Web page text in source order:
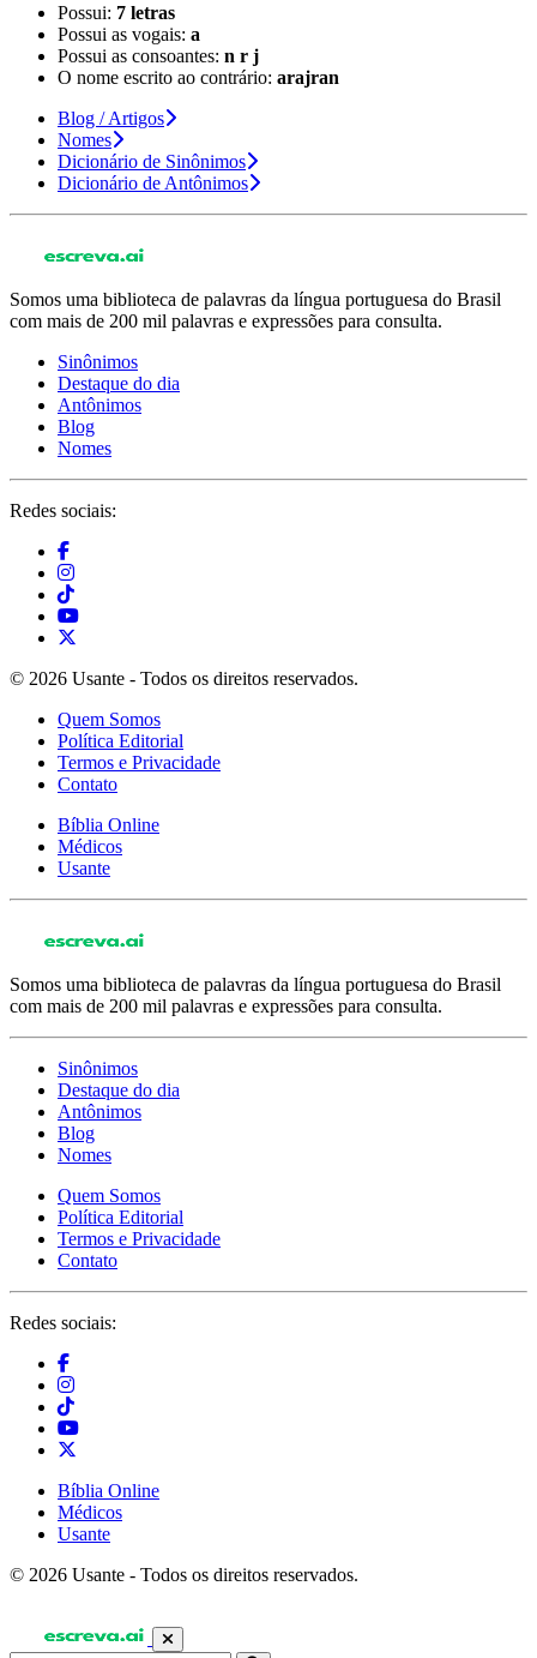
Possui: 7 letras
Possui as vogais: a
Possui as consoantes: n r j
O nome escrito ao contrário: arajran
Blog / Artigos
Nomes
Dicionário de Sinônimos
Dicionário de Antônimos
Somos uma biblioteca de palavras da língua portuguesa do Brasil
com mais de 200 mil palavras e expressões para consulta.
Sinônimos
Destaque do dia
Antônimos
Blog
Nomes
Redes sociais:
© 2026 Usante - Todos os direitos reservados.
Quem Somos
Política Editorial
Termos e Privacidade
Contato
Bíblia Online
Médicos
Usante
Somos uma biblioteca de palavras da língua portuguesa do Brasil
com mais de 200 mil palavras e expressões para consulta.
Sinônimos
Destaque do dia
Antônimos
Blog
Nomes
Quem Somos
Política Editorial
Termos e Privacidade
Contato
Redes sociais:
Bíblia Online
Médicos
Usante
© 2026 Usante - Todos os direitos reservados.